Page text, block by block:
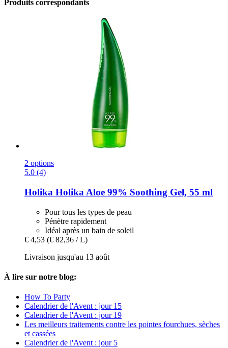
Produits correspondants
2 options
5.0 (4)
Holika Holika Aloe 99% Soothing Gel, 55 ml
Pour tous les types de peau
Pénètre rapidement
Idéal après un bain de soleil
€ 4,53 (€ 82,36 / L)
Livraison jusqu'au 13 août
À lire sur notre blog:
How To Party
Calendrier de l'Avent : jour 15
Calendrier de l'Avent : jour 19
Les meilleurs traitements contre les pointes fourchues, sèches
et cassées
Calendrier de l'Avent : jour 5